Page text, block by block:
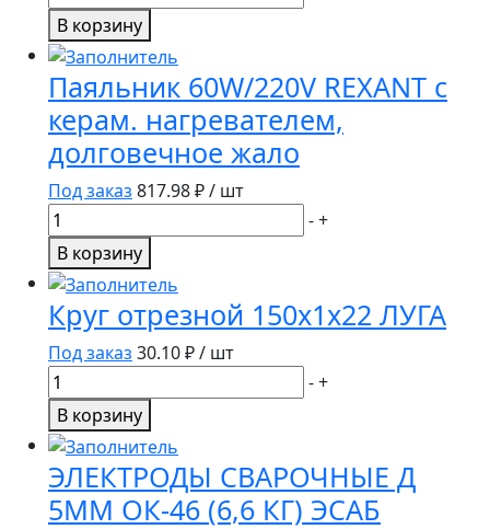
товара
Сварочный
аппарат
Smart
MIG-
250S
EDON
24768
В корзину
Паяльник 60W/220V REXANT с
керам. нагревателем,
долговечное жало
Под заказ 817.98₽ / шт
Количество
товара
Паяльник
60W/220V
REXANT
с
керам.
нагревателем,
долговечное
жало
-+
В корзину
Круг отрезной 150х1х22 ЛУГА
Под заказ 30.10₽ / шт
Количество
товара
Круг
отрезной
150х1х22
ЛУГА
-+
В корзину
ЭЛЕКТРОДЫ СВАРОЧНЫЕ Д
5ММ ОК-46 (6,6 КГ) ЭСАБ